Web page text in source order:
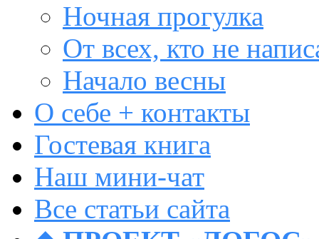
Ночная прогулка
От всех, кто не
Начало весны
О себе + контакты
Гостевая книга
Наш мини-чат
Все статьи сайта